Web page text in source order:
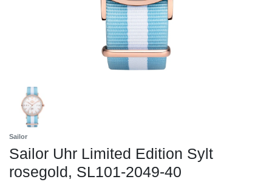
Sailor
Sailor Uhr Limited Edition Sylt
rosegold, SL101-2049-40